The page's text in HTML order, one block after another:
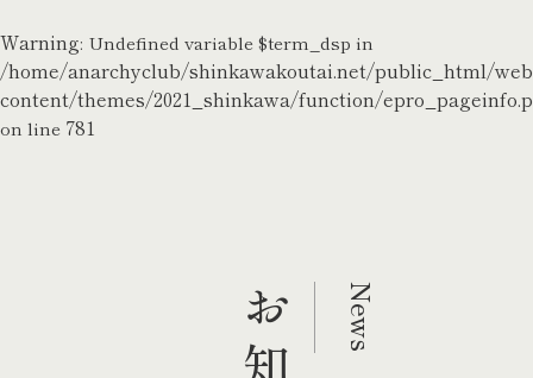
Warning: Undefined variable $term_dsp in
/home/anarchyclub/shinkawakoutai.net/public_html/
content/themes/2021_shinkawa/function/
on line 781
News